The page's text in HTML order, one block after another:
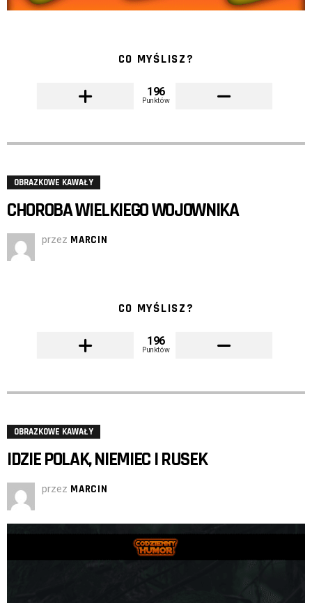
CO MYŚLISZ?
196
Punktów
OBRAZKOWE KAWAŁY
CHOROBA WIELKIEGO WOJOWNIKA
przez MARCIN
CO MYŚLISZ?
196
Punktów
OBRAZKOWE KAWAŁY
IDZIE POLAK, NIEMIEC I RUSEK
przez MARCIN